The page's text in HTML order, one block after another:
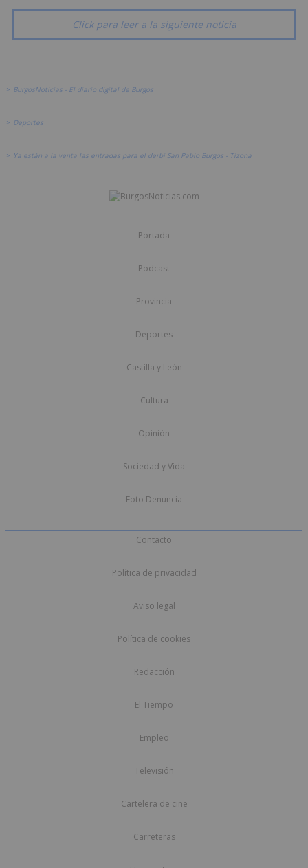
Click para leer a la siguiente noticia
> BurgosNoticias - El diario digital de Burgos
> Deportes
> Ya están a la venta las entradas para el derbi San Pablo Burgos - Tizona
Portada
Podcast
Provincia
Deportes
Castilla y León
Cultura
Opinión
Sociedad y Vida
Foto Denuncia
Contacto
Política de privacidad
Aviso legal
Política de cookies
Redacción
El Tiempo
Empleo
Televisión
Cartelera de cine
Carreteras